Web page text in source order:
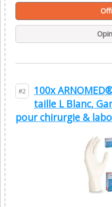
#2
100x
taille L Blanc,
pour chirurgie &